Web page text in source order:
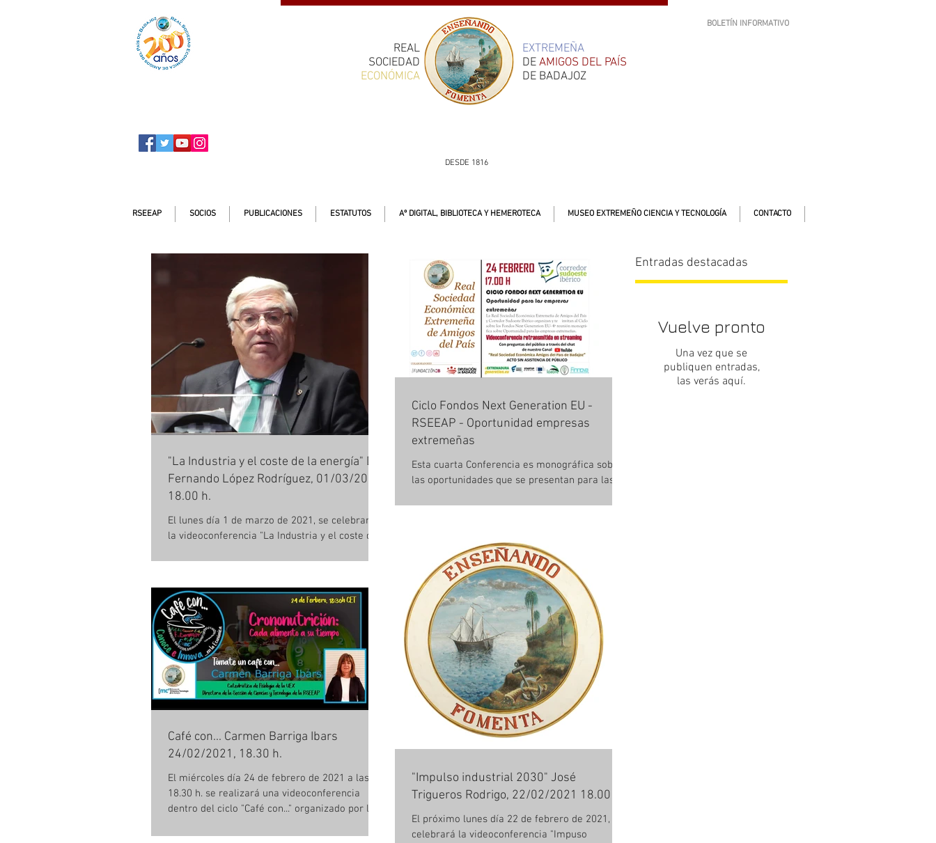
EXTREMEÑA
DE AMIGOS DEL PAÍS
DE BADAJOZ
REAL
SOCIEDAD
ECONÓMICA
BOLETÍN INFORMATIVO
DESDE 1816
RSEEAP SOCIOS PUBLICACIONES ESTATUTOS Aº DIGITAL, BIBLIOTECA Y HEMEROTECA MUSEO EXTREMEÑO CIENCIA Y TECNOLOGÍA CONTACTO
"La Industria y el coste de la energía" D.
Fernando López Rodríguez, 01/03/2021
18.00 h.
El lunes día 1 de marzo de 2021, se celebrará
la videoconferencia "La Industria y el coste de
Ciclo Fondos Next Generation EU -
RSEEAP - Oportunidad empresas
extremeñas
Esta cuarta Conferencia es monográfica sobre
las oportunidades que se presentan para las
Café con... Carmen Barriga Ibars
24/02/2021, 18.30 h.
El miércoles día 24 de febrero de 2021 a las
18.30 h. se realizará una videoconferencia
dentro del ciclo "Café con..." organizado por la...
"Impulso industrial 2030" José
Trigueros Rodrigo, 22/02/2021 18.00 h.
El próximo lunes día 22 de febrero de 2021, se
celebrará la videoconferencia "Impuso
Entradas destacadas
Vuelve pronto
Una vez que se
publiquen entradas,
las verás aquí.